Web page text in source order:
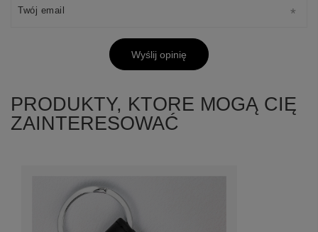
Twój email
Wyślij opinię
PRODUKTY, KTORE MOGĄ CIĘ
ZAINTERESOWAĆ